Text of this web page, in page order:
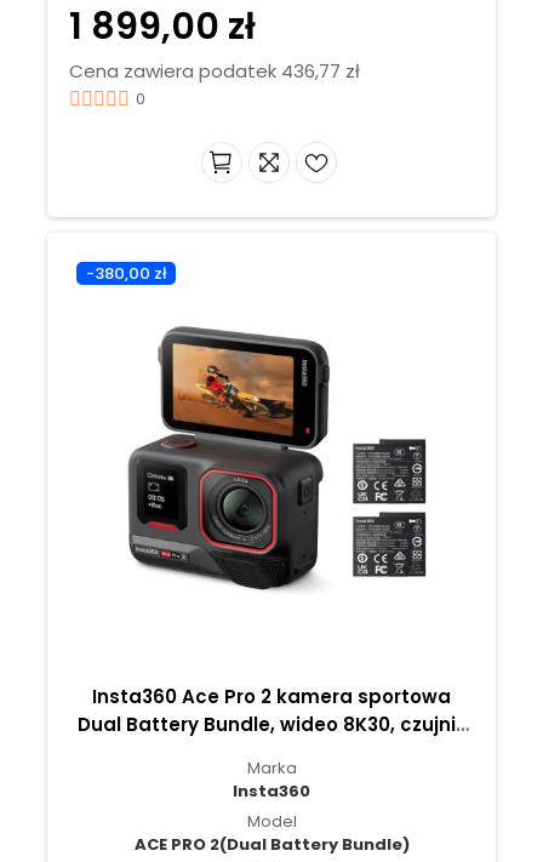
1 899,00 zł
Cena zawiera podatek 436,77 zł
0
-380,00 zł
Insta360 Ace Pro 2 kamera sportowa
Dual Battery Bundle, wideo 8K30, czujnik
Marka
Insta360
Model
ACE PRO 2(Dual Battery Bundle)